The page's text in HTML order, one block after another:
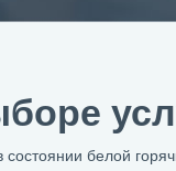
белой